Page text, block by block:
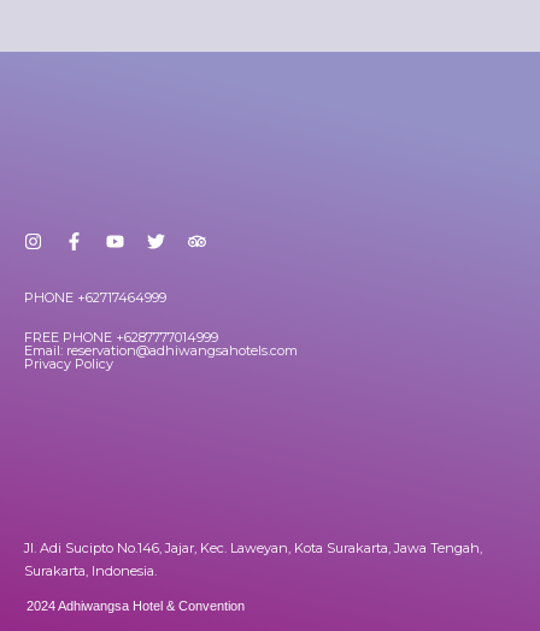
PHONE +62717464999
FREE PHONE +6287777014999
Email: reservation@adhiwangsahotels.com
Privacy Policy
Jl. Adi Sucipto No.146, Jajar, Kec. Laweyan, Kota Surakarta, Jawa Tengah,
Surakarta, Indonesia.
2024 Adhiwangsa Hotel & Convention